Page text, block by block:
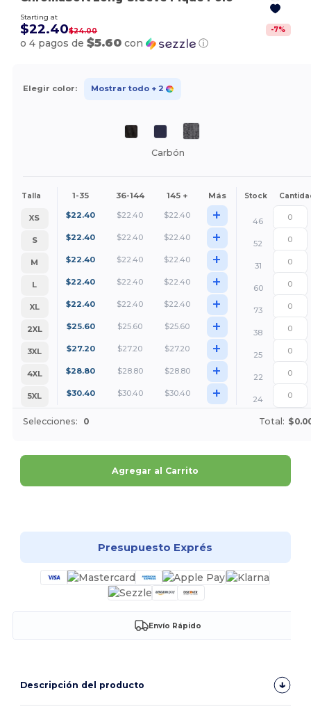
Starting at
$22.40$24.00 -7%
o 4 pagos de$5.60 con ⓘ
Elegir color: Mostrar todo + 2
Carbón
Talla 1-35 36-144 145 + Más Stock
XS $22.40 $22.40 $22.40 +
46
S
$22.40 $22.40 $22.40 +
52
M
$22.40 $22.40 $22.40 +
31
L
$22.40 $22.40 $22.40 +
60
XL
$22.40 $22.40 $22.40 +
73
2XL
$25.60 $25.60 $25.60 +
38
3XL
$27.20 $27.20 $27.20 +
25
4XL
$28.80 $28.80 $28.80 +
22
5XL
$30.40 $30.40 $30.40 + 24
Selecciones: 0 Total:
Agregar al Carrito
Presupuesto Exprés
Envío Rápido
Descripción del producto